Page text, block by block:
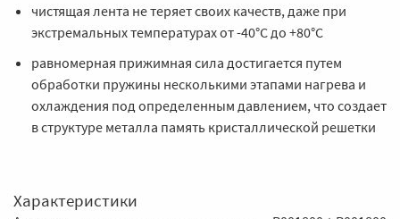
чистящая лента не теряет своих качеств, даже при
экстремальных температурах от -40°С до +80°C
равномерная прижимная сила достигается путем
обработки пружины несколькими этапами нагрева и
охлаждения под определенным давлением, что создает
в структуре металла память кристаллической решетки
Характеристики